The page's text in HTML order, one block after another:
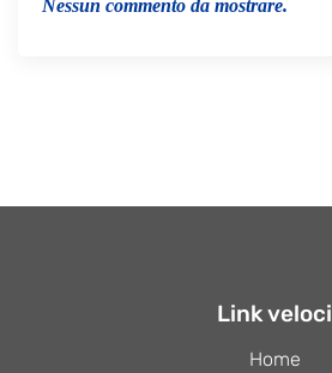
Nessun commento da mostrare.
Link veloci
Home